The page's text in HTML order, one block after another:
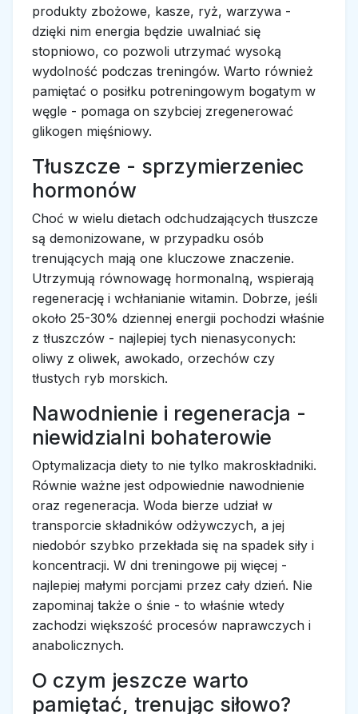
produkty zbożowe, kasze, ryż, warzywa -
dzięki nim energia będzie uwalniać się
stopniowo, co pozwoli utrzymać wysoką
wydolność podczas treningów. Warto również
pamiętać o posiłku potreningowym bogatym w
węgle - pomaga on szybciej zregenerować
glikogen mięśniowy.
Tłuszcze - sprzymierzeniec
hormonów
Choć w wielu dietach odchudzających tłuszcze
są demonizowane, w przypadku osób
trenujących mają one kluczowe znaczenie.
Utrzymują równowagę hormonalną, wspierają
regenerację i wchłanianie witamin. Dobrze, jeśli
około 25-30% dziennej energii pochodzi właśnie
z tłuszczów - najlepiej tych nienasyconych:
oliwy z oliwek, awokado, orzechów czy
tłustych ryb morskich.
Nawodnienie i regeneracja -
niewidzialni bohaterowie
Optymalizacja diety to nie tylko makroskładniki.
Równie ważne jest odpowiednie nawodnienie
oraz regeneracja. Woda bierze udział w
transporcie składników odżywczych, a jej
niedobór szybko przekłada się na spadek siły i
koncentracji. W dni treningowe pij więcej -
najlepiej małymi porcjami przez cały dzień. Nie
zapominaj także o śnie - to właśnie wtedy
zachodzi większość procesów naprawczych i
anabolicznych.
O czym jeszcze warto
pamiętać, trenując siłowo?